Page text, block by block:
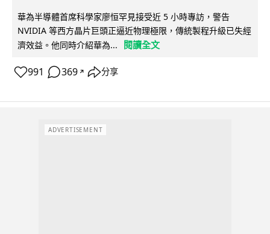
華為半導體首席科學家廖恒罕見接受近 5 小時專訪，警告
NVIDIA 等西方晶片巨頭正逼近物理極限，傳統製程升級已失經
濟效益。他同時介紹華為...
閱讀全文
991 369 ↗ 分享
ADVERTISEMENT